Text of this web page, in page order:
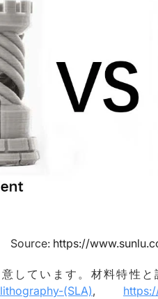
Source: https://
しています。材料特性
(SLA),